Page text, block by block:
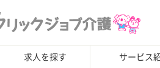
求人を探す サービス